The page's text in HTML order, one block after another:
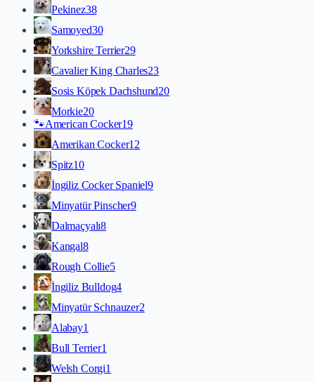
Pekinez38
Samoyed30
Yorkshire Terrier29
Cavalier King Charles23
Sosis Köpek Dachshund20
Morkie20
🐾American Cocker19
Amerikan Cocker12
Spitz10
İngiliz Cocker Spaniel9
Minyatür Pinscher9
Dalmaçyalı8
Kangal8
Rough Collie5
İngiliz Bulldog4
Minyatür Schnauzer2
Alabay1
Bull Terrier1
Welsh Corgi1